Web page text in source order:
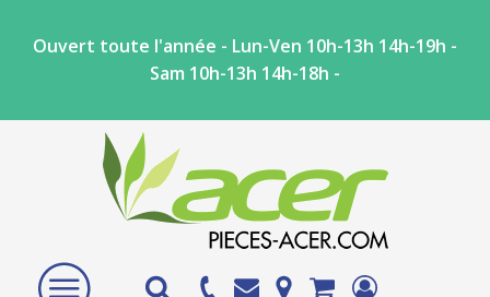
Ouvert toute l'année - Lun-Ven 10h-13h 14h-19h -
Sam 10h-13h 14h-18h -